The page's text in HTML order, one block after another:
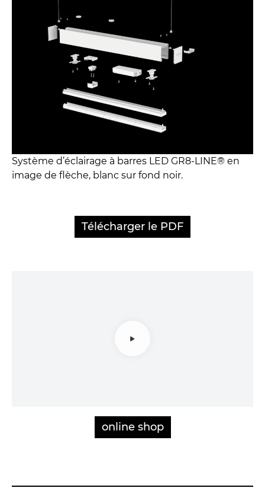
Système d’éclairage à barres LED GR8-LINE® en
image de flèche, blanc sur fond noir.
Télécharger le PDF
online shop